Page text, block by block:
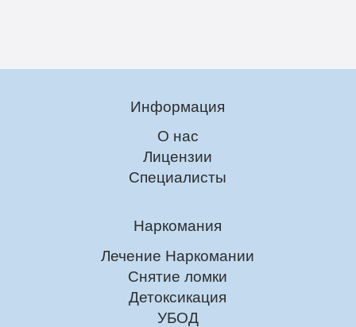
Информация
О нас
Лицензии
Специалисты
Наркомания
Лечение Наркомании
Снятие ломки
Детоксикация
УБОД